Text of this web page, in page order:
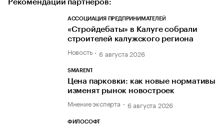
Рекомендации партнеров:
АССОЦИАЦИЯ ПРЕДПРИНИМАТЕЛЕЙ
«Стройдебаты» в Калуге собрали
строителей калужского региона
Новость 6 августа 2026
SMARENT
Цена парковки: как новые нормативы
изменят рынок новостроек
Мнение эксперта 6 августа 2026
ФИЛОСОФТ